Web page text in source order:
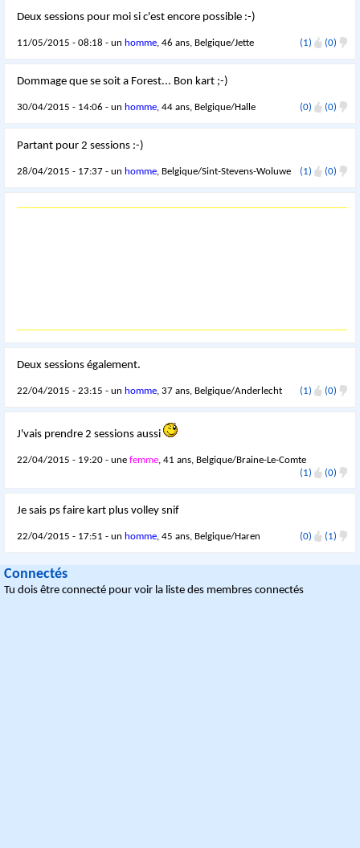
Deux sessions pour moi si c'est encore possible :-)
11/05/2015 - 08:18 - un homme, 46 ans, Belgique/Jette (1) (0)
Dommage que se soit a Forest... Bon kart ;-)
30/04/2015 - 14:06 - un homme, 44 ans, Belgique/Halle (0) (0)
Partant pour 2 sessions :-)
28/04/2015 - 17:37 - un homme, Belgique/Sint-Stevens-Woluwe (1) (0)
Deux sessions également.
22/04/2015 - 23:15 - un homme, 37 ans, Belgique/Anderlecht (1) (0)
J'vais prendre 2 sessions aussi
22/04/2015 - 19:20 - unefemme, 41 ans, Belgique/Braine-Le-Comte
(1)
(0)
Je sais ps faire kart plus volley snif
22/04/2015 - 17:51 - un homme, 45 ans, Belgique/Haren (0) (1)
Connectés
Tu dois être connecté pour voir la liste des membres connectés